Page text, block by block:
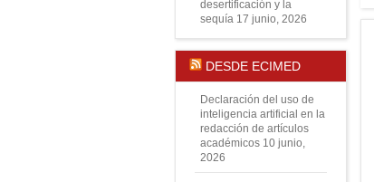
desertificación y la
sequía 17 junio, 2026
DESDE ECIMED
Declaración del uso de
inteligencia artificial en la
redacción de artículos
académicos 10 junio,
2026